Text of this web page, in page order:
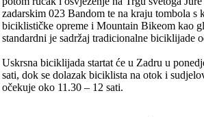
zadarskim 023 Bandom te na kraju tombola s
biciklističke opreme i Mountain Bikeom kao
standardni je sadržaj tradicionalne biciklijade
Uskrsna biciklijada startat će u Zadru u
sati, dok se dolazak biciklista na otok i
očekuje oko 11.30 – 12 sati.